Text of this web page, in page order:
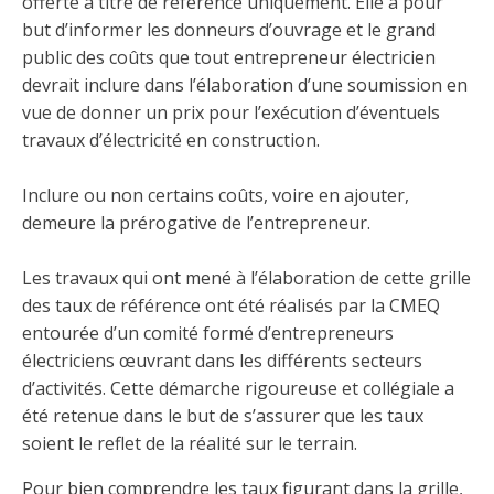
Découvrez notre campagne de
sensibilisation
Trouver un entrepreneur
Déposer une plainte
Faire affaire avec un maître électricien
Comment choisir un entrepreneur électricien
Découvrir l'espace Entrepreneurs
électriciens
Hydro-Québec
Ce
lien
dans
une
nouvelle
fenêtre
Quiz de la semaine
Avantages et privilèges
pour les membres
Ressources informationnelles
Découvrir l'espace Devenir
entrepreneur
Service Démarrer une entreprise
Ce
lien
dans
une
nouvelle
fenêtre
Documents
Formulaires, guides et autres documents
informatifs
Demande de délivrance ou de modification d’une
licence d’entrepreneur
Découvrir l'espace La CMEQ
À propos de la CMEQ
Mission et historique
Instances décisionnelles
Comités de la CMEQ
Le personnel de la CMEQ
Découvrir l'espace Formation continue
Déclarer mes heures de FCO
Ce
lien
dans
une
nouvelle
fenêtre
Centre d'expertise et de formation
À propos
Offre de formation de la CMEQ
but d’informer les donneurs d’ouvrage et le grand
public des coûts que tout entrepreneur électricien
devrait inclure dans l’élaboration d’une soumission en
vue de donner un prix pour l’exécution d’éventuels
travaux d’électricité en construction.
Inclure ou non certains coûts, voire en ajouter,
demeure la prérogative de l’entrepreneur.
Les travaux qui ont mené à l’élaboration de cette grille
des taux de référence ont été réalisés par la CMEQ
entourée d’un comité formé d’entrepreneurs
électriciens œuvrant dans les différents secteurs
d’activités. Cette démarche rigoureuse et collégiale a
été retenue dans le but de s’assurer que les taux
soient le reflet de la réalité sur le terrain.
Pour bien comprendre les taux figurant dans la grille,